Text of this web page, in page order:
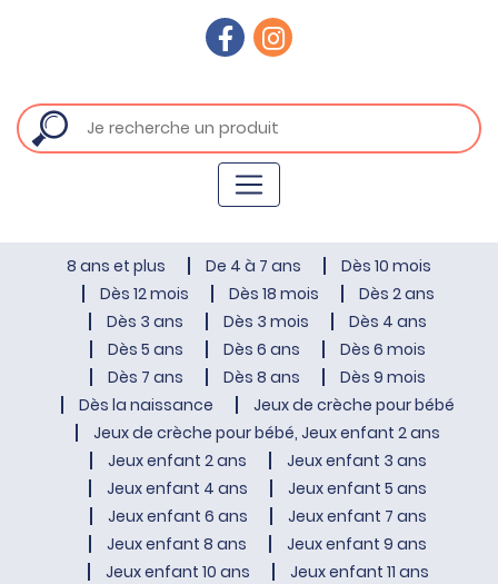
8 ans et plus De 4 à 7 ans
Dès 10 mois
Dès 12 mois
Dès 18 mois
Dès 2 ans
Dès 3 ans
Dès 3 mois
Dès 4 ans
Dès 5 ans
Dès 6 ans
Dès 6 mois
Dès 7 ans
Dès 8 ans
Dès 9 mois
Dès la naissance
Jeux de crèche pour bébé
Jeux de crèche pour bébé, Jeux enfant 2 ans
Jeux enfant 2 ans
Jeux enfant 3 ans
Jeux enfant 4 ans
Jeux enfant 5 ans
Jeux enfant 6 ans
Jeux enfant 7 ans
Jeux enfant 8 ans
Jeux enfant 9 ans
Jeux enfant 10 ans
Jeux enfant 11 ans